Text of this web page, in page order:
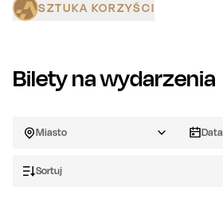
SZTUKA KORZYŚCI
Bilety na wydarzenia
Miasto Data
Sortuj